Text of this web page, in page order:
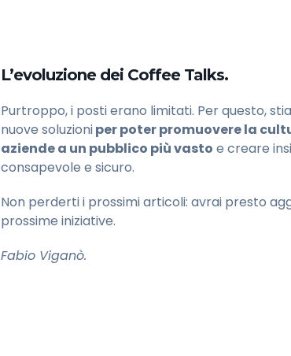
L’evoluzione dei Coffee Talks.
Purtroppo, i posti erano limitati. Per questo,
nuove soluzioniper poter promuovere la
aziende a un pubblico più vasto e creare
consapevole e sicuro.
Non perderti i prossimi articoli: avrai presto
prossime iniziative.
Fabio Viganò.